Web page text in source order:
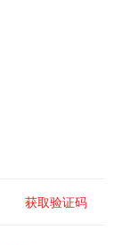
获取验证码